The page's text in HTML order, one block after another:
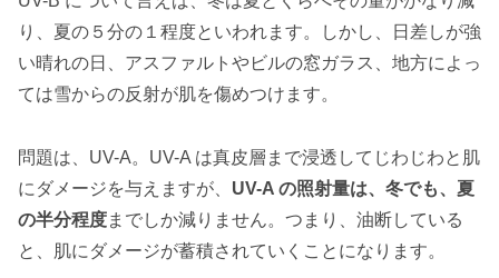
り、夏の５分の１程度といわれます。しかし、日差しが強
い晴れの日、アスファルトやビルの窓ガラス、地方によっ
ては雪からの反射が肌を傷めつけます。
問題は、UV-A。UV-A は真皮層まで浸透してじわじわと肌
にダメージを与えますが、 UV-A の照射量は、冬でも、夏
の半分程度までしか減りません。つまり、油断している
と、肌にダメージが蓄積されていくことになります。